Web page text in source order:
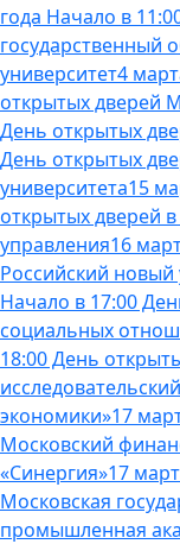
года Начало в
государственный
университет4
открытых дверей
День открытых
День открытых
университета15
открытых дверей
управления16
Российский новый
Начало в 17:00
социальных
18:00 День
экономики»17
Московский
«Синергия»17
Московская
промышленная